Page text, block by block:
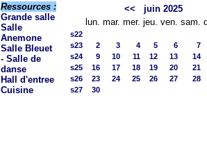
Ressources :
Grande salle
Salle
Anemone
Salle Bleuet
- Salle de
danse
Hall d'entree
Cuisine
<<
juin 2025
lun. mar. mer. jeu. ven. sam.
s22
s23
2 3 4 5 6
7
s24
9 10 11 12 13
14
s25
16 17 18 19 20
21
s26
23 24 25 26 27
28
s27
30